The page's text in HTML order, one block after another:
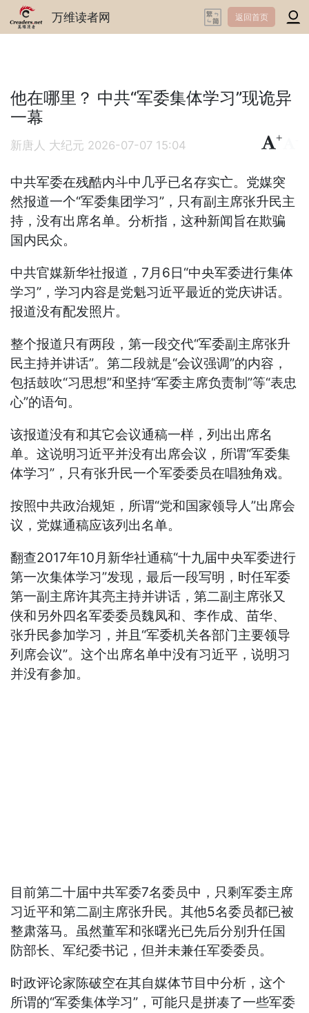
万维读者网 返回首页
他在哪里？ 中共“军委集体学习”现诡异
一幕
新唐人 大纪元 2026-07-07 15:04
+
中共军委在残酷内斗中几乎已名存实亡。党媒突
然报道一个“军委集团学习”，只有副主席张升民主
持，没有出席名单。分析指，这种新闻旨在欺骗
国内民众。
中共官媒新华社报道，7月6日“中央军委进行集体
学习”，学习内容是党魁习近平最近的党庆讲话。
报道没有配发照片。
整个报道只有两段，第一段交代“军委副主席张升
民主持并讲话”。第二段就是“会议强调”的内容，
包括鼓吹“习思想”和坚持“军委主席负责制”等“表忠
心”的语句。
该报道没有和其它会议通稿一样，列出出席名
单。这说明习近平并没有出席会议，所谓“军委集
体学习”，只有张升民一个军委委员在唱独角戏。
按照中共政治规矩，所谓“党和国家领导人”出席会
议，党媒通稿应该列出名单。
翻查2017年10月新华社通稿“十九届中央军委进行
第一次集体学习”发现，最后一段写明，时任军委
第一副主席许其亮主持并讲话，第二副主席张又
侠和另外四名军委委员魏凤和、李作成、苗华、
张升民参加学习，并且“军委机关各部门主要领导
列席会议”。这个出席名单中没有习近平，说明习
并没有参加。
目前第二十届中共军委7名委员中，只剩军委主席
习近平和第二副主席张升民。其他5名委员都已被
整肃落马。虽然董军和张曙光已先后分别升任国
防部长、军纪委书记，但并未兼任军委委员。
时政评论家陈破空在其自媒体节目中分析，这个
所谓的“军委集体学习”，可能只是拼凑了一些军委